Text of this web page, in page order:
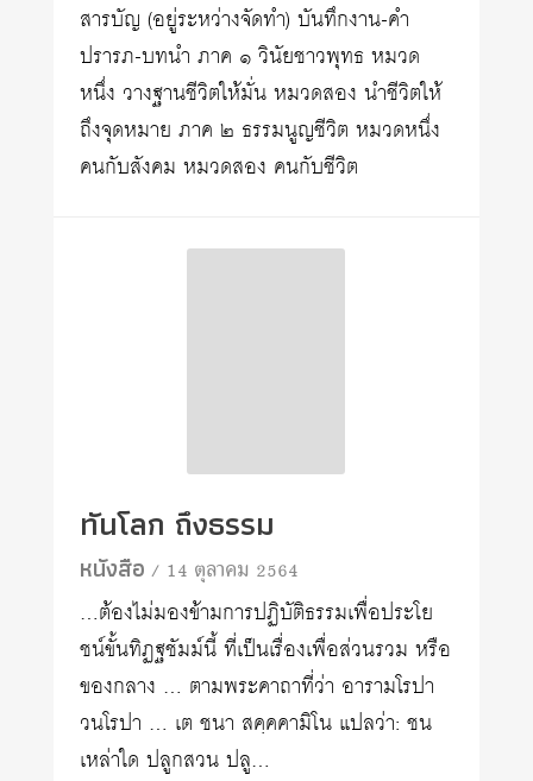
สารบัญ (อยู่ระหว่างจัดทำ) บันทึกงาน-คำ
ปรารภ-บทนำ ภาค ๑ วินัยชาวพุทธ หมวด
หนึ่ง วางฐานชีวิตให้มั่น หมวดสอง นำชีวิตให้
ถึงจุดหมาย ภาค ๒ ธรรมนูญชีวิต หมวดหนึ่ง
คนกับสังคม หมวดสอง คนกับชีวิต
ทันโลก ถึงธรรม
หนังสือ/ 14 ตุลาคม 2564
…ต้องไม่มองข้ามการปฏิบัติธรรมเพื่อประโย
ชน์ขั้นทิฏฐชัมม์นี้ ที่เป็นเรื่องเพื่อส่วนรวม หรือ
ของกลาง … ตามพระคาถาที่ว่า อารามโรปา
วนโรปา … เต ชนา สคฺคคามิโน แปลว่า: ชน
เหล่าใด ปลูกสวน ปลู…